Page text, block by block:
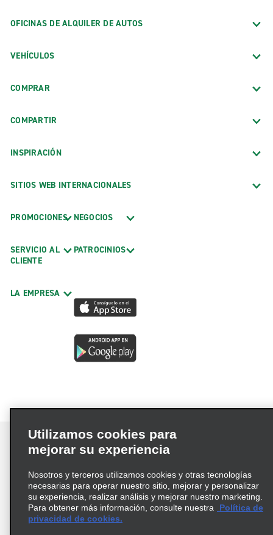
OFICINAS DE ALQUILER DE AUTOS
VEHÍCULOS
COMPRAR
COMPARTIR
INSPIRACIÓN
SITIOS WEB INTERNACIONALES
PROMOCIONES
SERVICIO AL
CLIENTE
LA EMPRESA
NEGOCIOS
PATROCINIOS
Términos de uso
Política de privacidad
Política de cookies
Información de Salud del Consumidor
Utilizamos cookies para
mejorar su experiencia
Nosotros y terceros utilizamos cookies y otras tecnologías
necesarias para operar nuestro sitio, mejorar y personalizar
su experiencia, realizar análisis y mejorar nuestro marketing.
Para obtener más información, consulte nuestra
Política de
privacidad de cookies.